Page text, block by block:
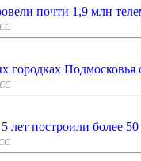
почти 1,9 млн
Подмосковья
лет построили более